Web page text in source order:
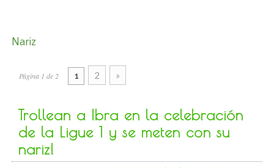
Nariz
Página 1 de 2 1 2 »
Trollean a Ibra en la celebración
de la Ligue 1 y se meten con su
nariz!